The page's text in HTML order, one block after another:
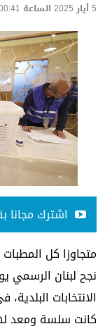
5 أيار 2025 الساعة 00:41
اشترك مجانا
متجاوزا كل المطبات
نجح لبنان الرسمي
الانتخابات
كانت سلسة ومعد